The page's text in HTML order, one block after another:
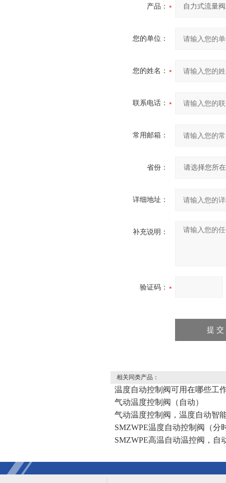
产品：
您的单位：
您的姓名：
联系电话：
常用邮箱：
省份：
详细地址：
补充说明：
验证码：
相关同类产品：
温度自动控制阀可用在哪些工
气动温度控制阀（自动）
气动温度控制阀，温度自动智
SMZWPE温度自动控制阀（分
SMZWPE高温自动温控阀，自